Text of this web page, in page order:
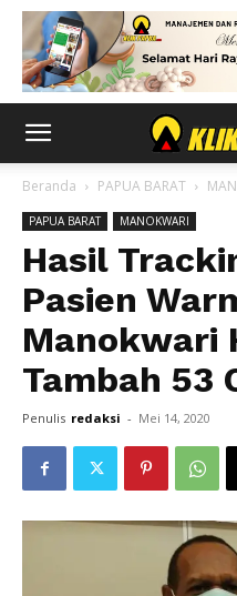
Beranda PAPUA BARAT
PAPUA BARAT MANOKWARI
Hasil
Pasien
Manokwari
Tambah 53
Penulis redaksi - Mei 14, 2020